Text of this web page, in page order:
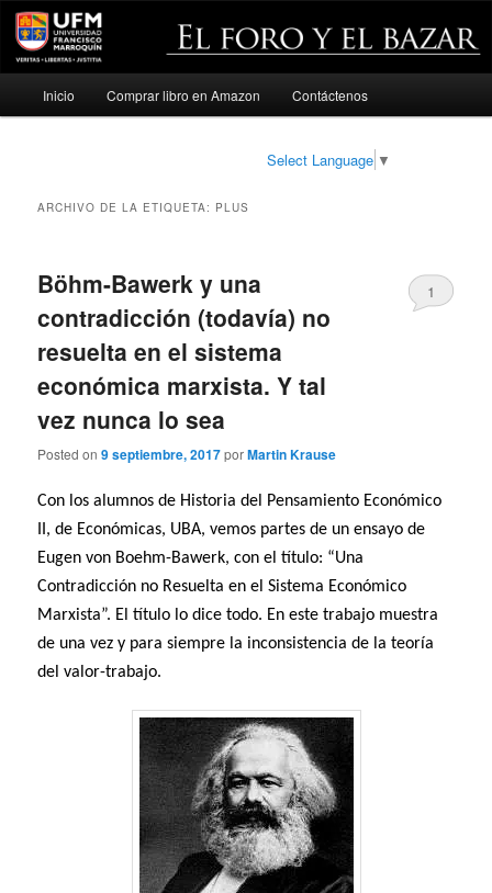
Ir
Ir
Inicio Comprar libro en Amazon Contáctenos
Select Language ▼
ARCHIVO DE LA ETIQUETA: PLUS
Böhm-Bawerk y una
contradicción (todavía) no
resuelta en el sistema
económica marxista. Y tal
vez nunca lo sea
Posted on9 septiembre, 2017porMartin Krause
1
Con los alumnos de Historia del Pensamiento Económico
II, de Económicas, UBA, vemos partes de un ensayo de
Eugen von Boehm-Bawerk, con el título: “Una
Contradicción no Resuelta en el Sistema Económico
Marxista”. El título lo dice todo. En este trabajo muestra
de una vez y para siempre la inconsistencia de la teoría
del valor-trabajo.